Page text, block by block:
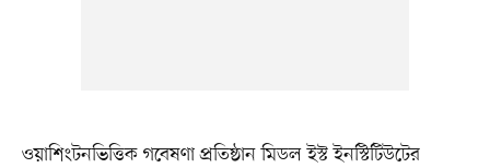
ওয়াশিংটনভিত্তিক গবেষণা প্রতিষ্ঠান মিডল ইস্ট ইনস্টিটিউটের